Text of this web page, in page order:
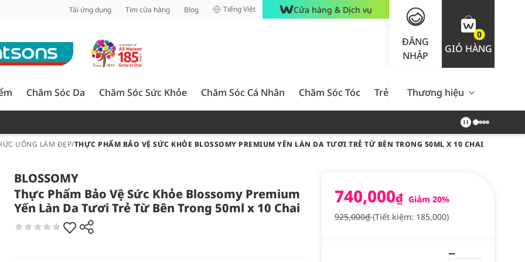
Tải ứng dụng Tìm cửa hàng Blog Tiếng Việt Cửa hàng & Dịch vụ
ĐĂNG
NHẬP
0
GIỎ HÀNG
Chăm Sóc Da Chăm Sóc Sức Khỏe Chăm Sóc Cá Nhân Chăm Sóc Tóc Trẻ Em Nam Giới Chăm Sóc
Thương hiệu
UỐNG LÀM ĐẸP/THỰC PHẨM BẢO VỆ SỨC KHỎE BLOSSOMY PREMIUM YẾN LÀN DA TƯƠI TRẺ TỪ BÊN TRONG 50ML X 10 CHAI
BLOSSOMY
Thực Phẩm Bảo Vệ Sức Khỏe Blossomy Premium
Yến Làn Da Tươi Trẻ Từ Bên Trong 50ml x 10 Chai
740,000₫ Giảm 20%
925,000₫(Tiết kiệm: 185,000)